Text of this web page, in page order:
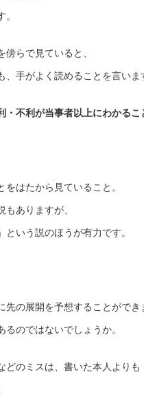
らで見ていると、
手がよく読めることを言いま
・不利が当事者以上にわかるこ
はたから見ていること。
ありますが、
という説のほうが有力です。
の展開を予想することができ
のではないでしょうか。
どのミスは、書いた本人よりも